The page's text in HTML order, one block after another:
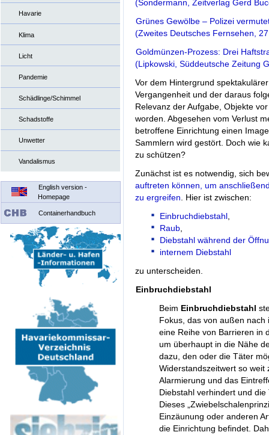
Havarie
Klima
Licht
Pandemie
Schädlinge/Schimmel
Schadstoffe
Unwetter
Vandalismus
English version -
Homepage
Containerhandbuch
(Sondermann, Zeitverlag Gerd
Grünes Gewölbe – Polizei
(Zweites Deutsches Fernsehen,
Goldmünzen-Prozess: Drei
(Lipkowski, Süddeutsche Zeitung
Vor dem Hintergrund
Vergangenheit und der daraus
Relevanz der Aufgabe, Objekte
worden. Abgesehen vom Verlust
betroffene Einrichtung einen
Sammlern wird gestört. Doch wie
zu schützen?
Zunächst ist es notwendig, sich
auftreten können, um
zu ergreifen. Hier ist zwischen:
Einbruchdiebstahl,
Raub,
Diebstahl während der
internem Diebstahl
zu unterscheiden.
Einbruchdiebstahl
Beim Einbruchdiebstahl
Fokus, das von außen
eine Reihe von Barrieren in
um überhaupt in die Nähe
dazu, den oder die Täter
Widerstandszeitwert so
Alarmierung und das
Diebstahl verhindert und
Dieses
Einzäunung oder anderen
die Einrichtung befindet.